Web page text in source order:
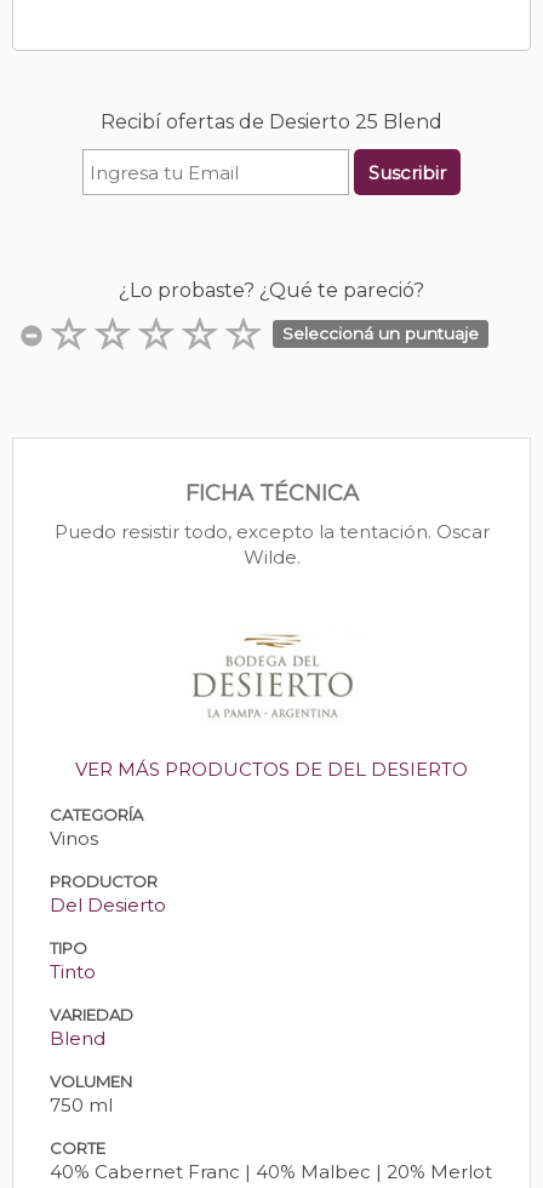
Recibí ofertas de Desierto 25 Blend
Suscribir
¿Lo probaste? ¿Qué te pareció?
Seleccioná un puntuaje
FICHA TÉCNICA
Puedo resistir todo, excepto la tentación. Oscar
Wilde.
VER MÁS PRODUCTOS DE DEL DESIERTO
CATEGORÍA
Vinos
PRODUCTOR
Del Desierto
TIPO
Tinto
VARIEDAD
Blend
VOLUMEN
750 ml
CORTE
40% Cabernet Franc | 40% Malbec | 20% Merlot